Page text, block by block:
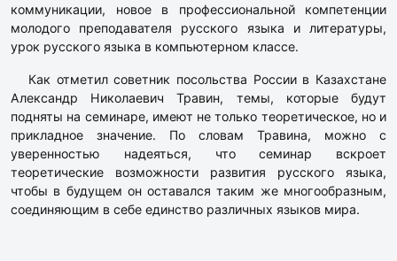
коммуникации, новое в профессиональной компетенции
молодого преподавателя русского языка и литературы,
урок русского языка в компьютерном классе.
Как отметил советник посольства России в Казахстане
Александр Николаевич Травин, темы, которые будут
подняты на семинаре, имеют не только теоретическое, но и
прикладное значение. По словам Травина, можно с
уверенностью надеяться, что семинар вскроет
теоретические возможности развития русского языка,
чтобы в будущем он оставался таким же многообразным,
соединяющим в себе единство различных языков мира.